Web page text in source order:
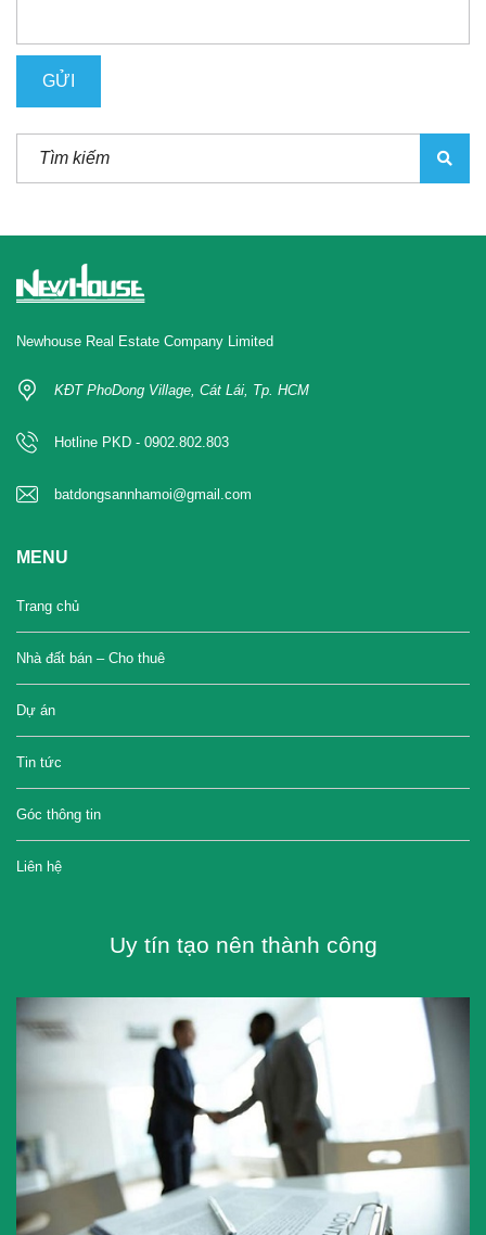
Newhouse Real Estate Company Limited
KĐT PhoDong Village, Cát Lái, Tp. HCM
Hotline PKD - 0902.802.803
batdongsannhamoi@gmail.com
MENU
Trang chủ
Nhà đất bán – Cho thuê
Dự án
Tin tức
Góc thông tin
Liên hệ
Uy tín tạo nên thành công